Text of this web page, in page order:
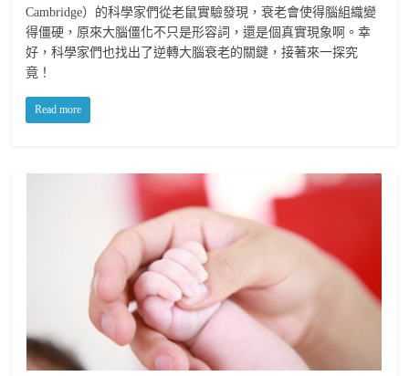
Cambridge）的科學家們從老鼠實驗發現，衰老會使得腦組織變
得僵硬，原來大腦僵化不只是形容詞，還是個真實現象啊。幸
好，科學家們也找出了逆轉大腦衰老的關鍵，接著來一探究
竟！
Read more